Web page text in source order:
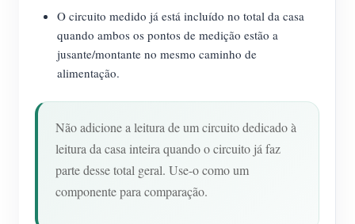
O circuito medido já está incluído no total da casa
quando ambos os pontos de medição estão a
jusante/montante no mesmo caminho de
alimentação.
Não adicione a leitura de um circuito dedicado à
leitura da casa inteira quando o circuito já faz
parte desse total geral. Use-o como um
componente para comparação.